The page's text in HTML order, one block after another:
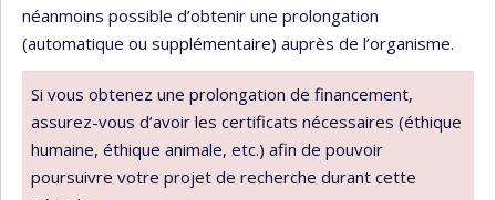
néanmoins possible d’obtenir une prolongation
(automatique ou supplémentaire) auprès de l’organisme.
Si vous obtenez une prolongation de financement,
assurez-vous d’avoir les certificats nécessaires (éthique
humaine, éthique animale, etc.) afin de pouvoir
poursuivre votre projet de recherche durant cette